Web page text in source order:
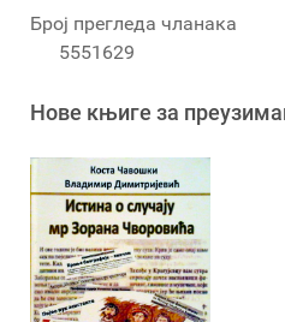
Број прегледа чланака
5551629
Новe књигe за